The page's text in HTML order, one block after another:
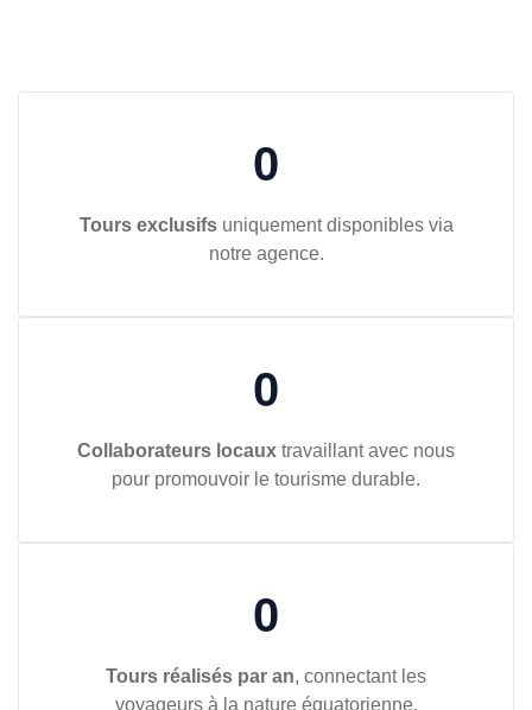
0
Tours exclusifsuniquement disponibles via
notre agence.
0
Collaborateurs locaux travaillant avec nous
pour promouvoir le tourisme durable.
0
Tours réalisés par an, connectant les
voyageurs à la nature équatorienne.